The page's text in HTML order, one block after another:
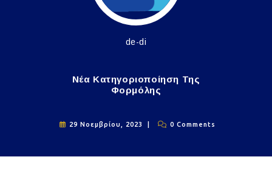
de-di
Νέα Κατηγοριοποίηση Της
Φορμόλης
29 Νοεμβρίου, 2023 0 Comments